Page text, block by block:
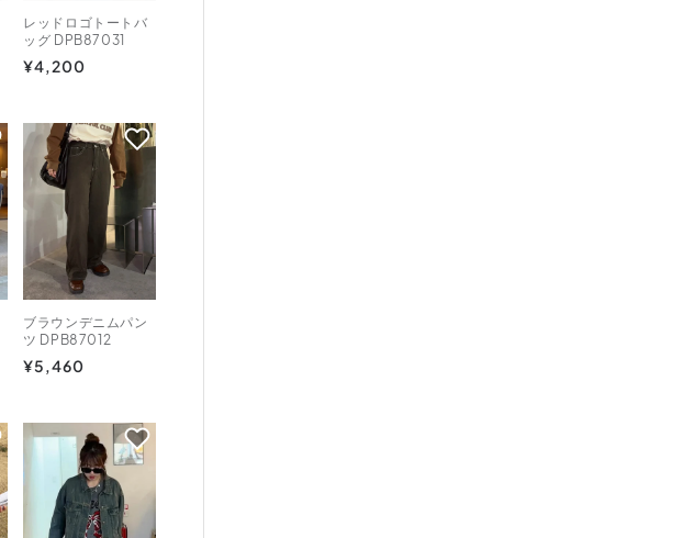
レッドロゴトートバ
ッグ DPB87031
通
格
¥4,200
ブラウンデニムパン
ツ DPB87012
通
格
¥5,460